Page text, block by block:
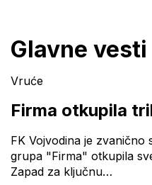
Glavne vesti
Vruće
Firma otkupila
FK Vojvodina je zvanično
grupa "Firma" otkupila
Zapad za ključnu…